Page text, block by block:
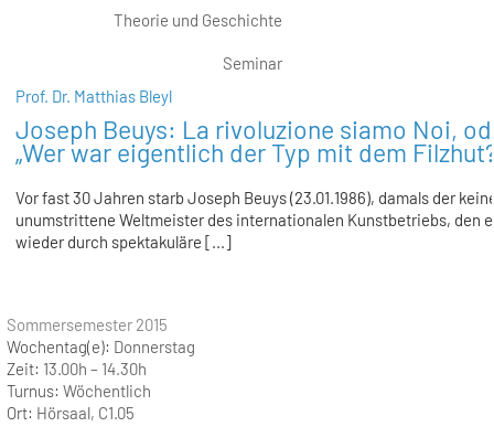
Theorie und Geschichte
Seminar
Prof. Dr. Matthias Bleyl
Joseph Beuys: La rivoluzione siamo Noi,
„Wer war eigentlich der Typ mit dem
Vor fast 30 Jahren starb Joseph Beuys (23.01.1986), damals der
unumstrittene Weltmeister des internationalen Kunstbetriebs, den
wieder durch spektakuläre [...]
Sommersemester 2015
Wochentag(e): Donnerstag
Zeit: 13.00h – 14.30h
Turnus: Wöchentlich
Ort: Hörsaal, C1.05